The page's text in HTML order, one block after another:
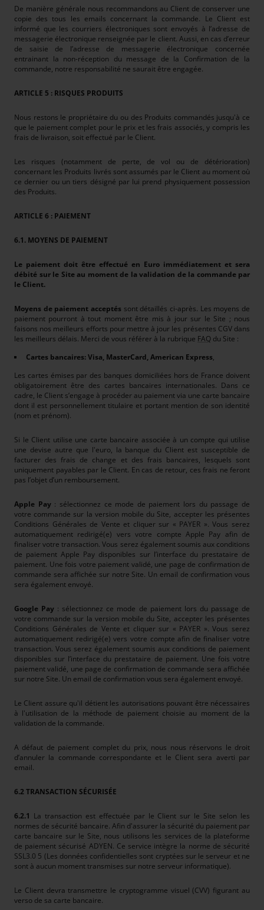
De manière générale nous recommandons au Client de conserver une
copie des tous les emails concernant la commande. Le Client est
informé que les courriers électroniques sont envoyés à l’adresse de
messagerie électronique renseignée par le client. Aussi, en cas d’erreur
de saisie de l’adresse de messagerie électronique concernée
entrainant la non-réception du message de la Confirmation de la
commande, notre responsabilité ne saurait être engagée.
ARTICLE 5 : RISQUES PRODUITS
Nous restons le propriétaire du ou des Produits commandés jusqu'à ce
que le paiement complet pour le prix et les frais associés, y compris les
frais de livraison, soit effectué par le Client.
Les risques (notamment de perte, de vol ou de détérioration)
concernant les Produits livrés sont assumés par le Client au moment où
ce dernier ou un tiers désigné par lui prend physiquement possession
des Produits.
ARTICLE 6 : PAIEMENT
6.1. MOYENS DE PAIEMENT
Le paiement doit être effectué en Euro immédiatement et sera
débité sur le Site au moment de la validation de la commande par
le Client.
Moyens de paiement acceptés sont détaillés ci-après. Les moyens de
paiement pourront à tout moment être mis à jour sur le Site ; nous
faisons nos meilleurs efforts pour mettre à jour les présentes CGV dans
les meilleurs délais. Merci de vous référer à la rubrique FAQ du Site :
Cartes bancaires: Visa, MasterCard, American Express,
Les cartes émises par des banques domiciliées hors de France doivent
obligatoirement être des cartes bancaires internationales. Dans ce
cadre, le Client s’engage à procéder au paiement via une carte bancaire
dont il est personnellement titulaire et portant mention de son identité
(nom et prénom).
Si le Client utilise une carte bancaire associée à un compte qui utilise
une devise autre que l'euro, la banque du Client est susceptible de
facturer des frais de change et des frais bancaires, lesquels sont
uniquement payables par le Client. En cas de retour, ces frais ne feront
pas l’objet d’un remboursement.
Apple Pay: sélectionnez ce mode de paiement lors du passage de
votre commande sur la version mobile du Site, accepter les présentes
Conditions Générales de Vente et cliquer sur « PAYER ». Vous serez
automatiquement redirigé(e) vers votre compte Apple Pay afin de
finaliser votre transaction. Vous serez également soumis aux conditions
de paiement Apple Pay disponibles sur l’interface du prestataire de
paiement. Une fois votre paiement validé, une page de confirmation de
commande sera affichée sur notre Site. Un email de confirmation vous
sera également envoyé.
Google Pay : sélectionnez ce mode de paiement lors du passage de
votre commande sur la version mobile du Site, accepter les présentes
Conditions Générales de Vente et cliquer sur « PAYER ». Vous serez
automatiquement redirigé(e) vers votre compte afin de finaliser votre
transaction. Vous serez également soumis aux conditions de paiement
disponibles sur l’interface du prestataire de paiement. Une fois votre
paiement validé, une page de confirmation de commande sera affichée
sur notre Site. Un email de confirmation vous sera également envoyé.
Le Client assure qu'il détient les autorisations pouvant être nécessaires
à l'utilisation de la méthode de paiement choisie au moment de la
validation de la commande.
A défaut de paiement complet du prix, nous nous réservons le droit
d’annuler la commande correspondante et le Client sera averti par
email.
6.2 TRANSACTION SÉCURISÉE
6.2.1 La transaction est effectuée par le Client sur le Site selon les
normes de sécurité bancaire. Afin d'assurer la sécurité du paiement par
carte bancaire sur le Site, nous utilisons les services de la plateforme
de paiement sécurisé ADYEN. Ce service intègre la norme de sécurité
SSL3.0 5 (Les données confidentielles sont cryptées sur le serveur et ne
sont à aucun moment transmises sur notre serveur informatique).
Le Client devra transmettre le cryptogramme visuel (CVV) figurant au
verso de sa carte bancaire.